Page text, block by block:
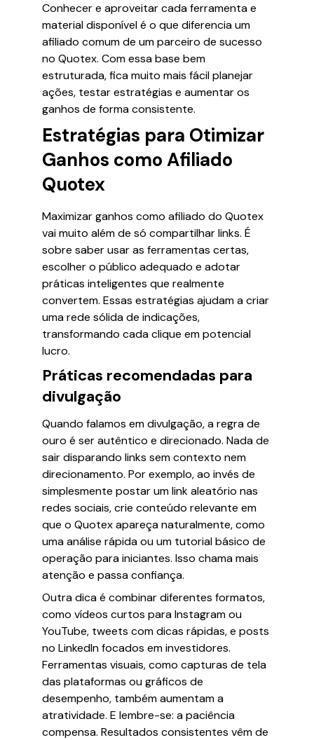
Conhecer e aproveitar cada ferramenta e
material disponível é o que diferencia um
afiliado comum de um parceiro de sucesso
no Quotex. Com essa base bem
estruturada, fica muito mais fácil planejar
ações, testar estratégias e aumentar os
ganhos de forma consistente.
Estratégias para Otimizar
Ganhos como Afiliado
Quotex
Maximizar ganhos como afiliado do Quotex
vai muito além de só compartilhar links. É
sobre saber usar as ferramentas certas,
escolher o público adequado e adotar
práticas inteligentes que realmente
convertem. Essas estratégias ajudam a criar
uma rede sólida de indicações,
transformando cada clique em potencial
lucro.
Práticas recomendadas para
divulgação
Quando falamos em divulgação, a regra de
ouro é ser autêntico e direcionado. Nada de
sair disparando links sem contexto nem
direcionamento. Por exemplo, ao invés de
simplesmente postar um link aleatório nas
redes sociais, crie conteúdo relevante em
que o Quotex apareça naturalmente, como
uma análise rápida ou um tutorial básico de
operação para iniciantes. Isso chama mais
atenção e passa confiança.
Outra dica é combinar diferentes formatos,
como vídeos curtos para Instagram ou
YouTube, tweets com dicas rápidas, e posts
no LinkedIn focados em investidores.
Ferramentas visuais, como capturas de tela
das plataformas ou gráficos de
desempenho, também aumentam a
atratividade. E lembre-se: a paciência
compensa. Resultados consistentes vêm de